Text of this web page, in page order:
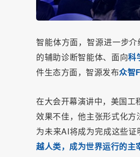
智能体方面，智源进一步介
的辅助诊断智能体、面向科
件生态方面，智源发布众智
在大会开幕演讲中，美国
效果不佳，他主张形式化
为未来AI将成为完成这些
越人类，成为世界运行的主